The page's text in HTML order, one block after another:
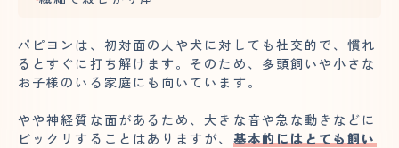
パピヨンは、初対面の人や犬に対しても社交的で、慣れ
るとすぐに打ち解けます。そのため、多頭飼いや小さな
お子様のいる家庭にも向いています。
やや神経質な面があるため、大きな音や急な動きなどに
ビックリすることはありますが、 基本的にはとても飼い